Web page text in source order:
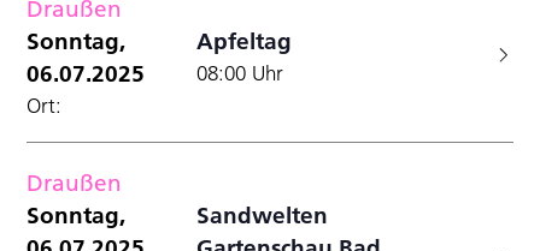
Sonntag,
6.07.2025
Draußen
Sonntag,
06.07.2025
Apfeltag
08:00 Uhr
Ort:
Draußen
Sonntag,
Sandwelten